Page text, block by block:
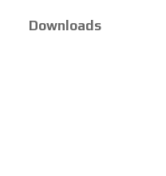
Downloads